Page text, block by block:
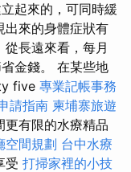
起來的，可同時緩
出來的身體症狀有
長遠來看，每月
金錢。 在某些地
five 專業記帳事務
請指南 柬埔寨旅遊
更有限的水療精品
空間規劃 台中水療
受 打掃家裡的小技